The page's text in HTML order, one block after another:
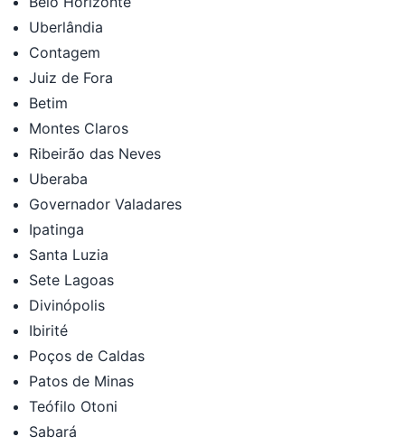
Uberlândia
Contagem
Juiz de Fora
Betim
Montes Claros
Ribeirão das Neves
Uberaba
Governador Valadares
Ipatinga
Santa Luzia
Sete Lagoas
Divinópolis
Ibirité
Poços de Caldas
Patos de Minas
Teófilo Otoni
Sabará